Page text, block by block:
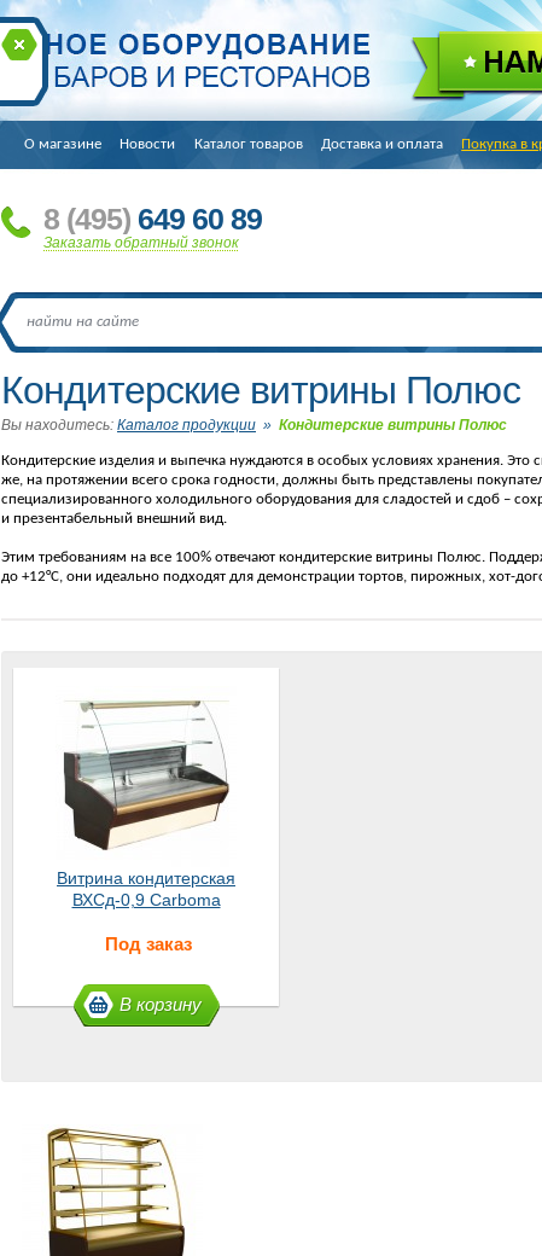
О магазине Новости Каталог товаров Доставка и оплата Покупка в
8 (495) 649 60 89
Заказать обратный звонок
Кондитерские витрины Полюс
Вы находитесь: Каталог продукции » Кондитерские витрины Полюс
Кондитерские изделия и выпечка нуждаются в особых условиях хранения.
же, на протяжении всего срока годности, должны быть представлены
специализированного холодильного оборудования для сладостей и сдоб –
и презентабельный внешний вид.
Этим требованиям на все 100% отвечают кондитерские витрины Полюс.
до +12°С, они идеально подходят для демонстрации тортов, пирожных, хот-
Витрина кондитерская
ВХСд-0,9 Carboma
Под заказ
В корзину